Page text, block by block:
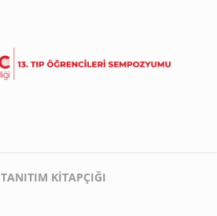
TANITIM KITAPÇIĞI